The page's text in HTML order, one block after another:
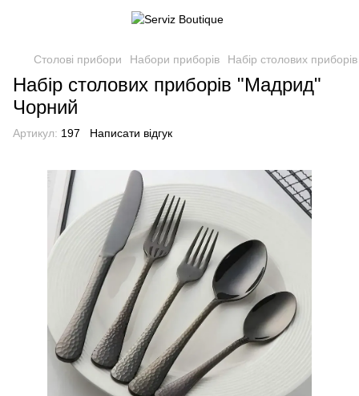
Столові прибори Набори приборів Набір столових
Набір столових приборів "Мадрид"
Чорний
Артикул: 197 Написати відгук